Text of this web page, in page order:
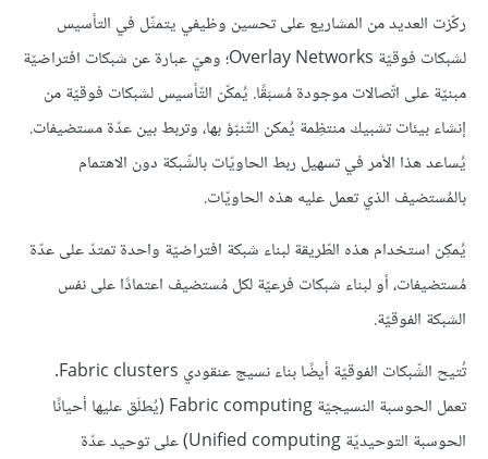
ركّزت العديد من المشاريع على تحسين وظيفي يتمثّل في التأسيس
لشبكات فوقيّة Overlay Networks؛ وهيّ عبارة عن شبكات افتراضيّة
مبنيّة على اتّصالات موجودة مُسبَقًا. يُمكّن التّأسيس لشبكات فوقيّة من
إنشاء بيئات تشبيك منتظِمة يُمكن التّنبّؤ بها، وتربط بين عدّة مستضيفات.
يُساعد هذا الأمر في تسهيل ربط الحاويّات بالشّبكة دون الاهتمام
بالمُستضيف الذي تعمل عليه هذه الحاويّات.
يُمكِن استخدام هذه الطّريقة لبناء شبكة افتراضيّة واحدة تمتدّ على عدّة
مُستضيفات، أو لبناء شبكات فرعيّة لكل مُستضيف اعتمادًا على نفس
الشبكة الفوقيّة.
تُتيح الشّبكات الفوقيّة أيضًا بناء نسيج عنقودي Fabric clusters.
تعمل الحوسبة النسيجيّة Fabric computing (يُطلَق عليها أحيانًا
الحوسبة التوحيديّة Unified computing) على توحيد عدّة